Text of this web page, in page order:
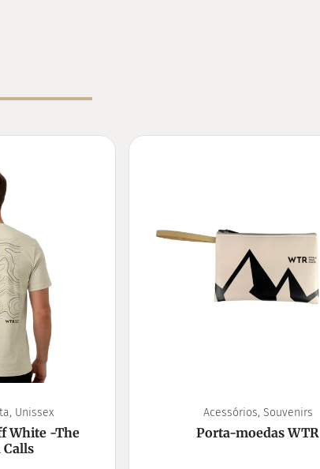
, Unissex
White -The
Acessórios, Souvenirs
Porta-moedas WTR